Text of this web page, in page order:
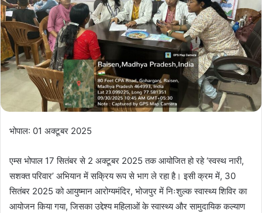
भोपाल: 01 अक्‍टूबर 2025
एम्स भोपाल 17 सितंबर से 2 अक्टूबर 2025 तक आयोजित हो रहे ‘स्वस्थ नारी,
सशक्त परिवार’ अभियान में सक्रिय रूप से भाग ले रहा है। इसी क्रम में, 30
सितंबर 2025 को आयुष्मान आरोग्यमंदिर, भोजपुर में निःशुल्क स्वास्थ्य शिविर का
आयोजन किया गया, जिसका उद्देश्य महिलाओं के स्वास्थ्य और सामुदायिक कल्याण